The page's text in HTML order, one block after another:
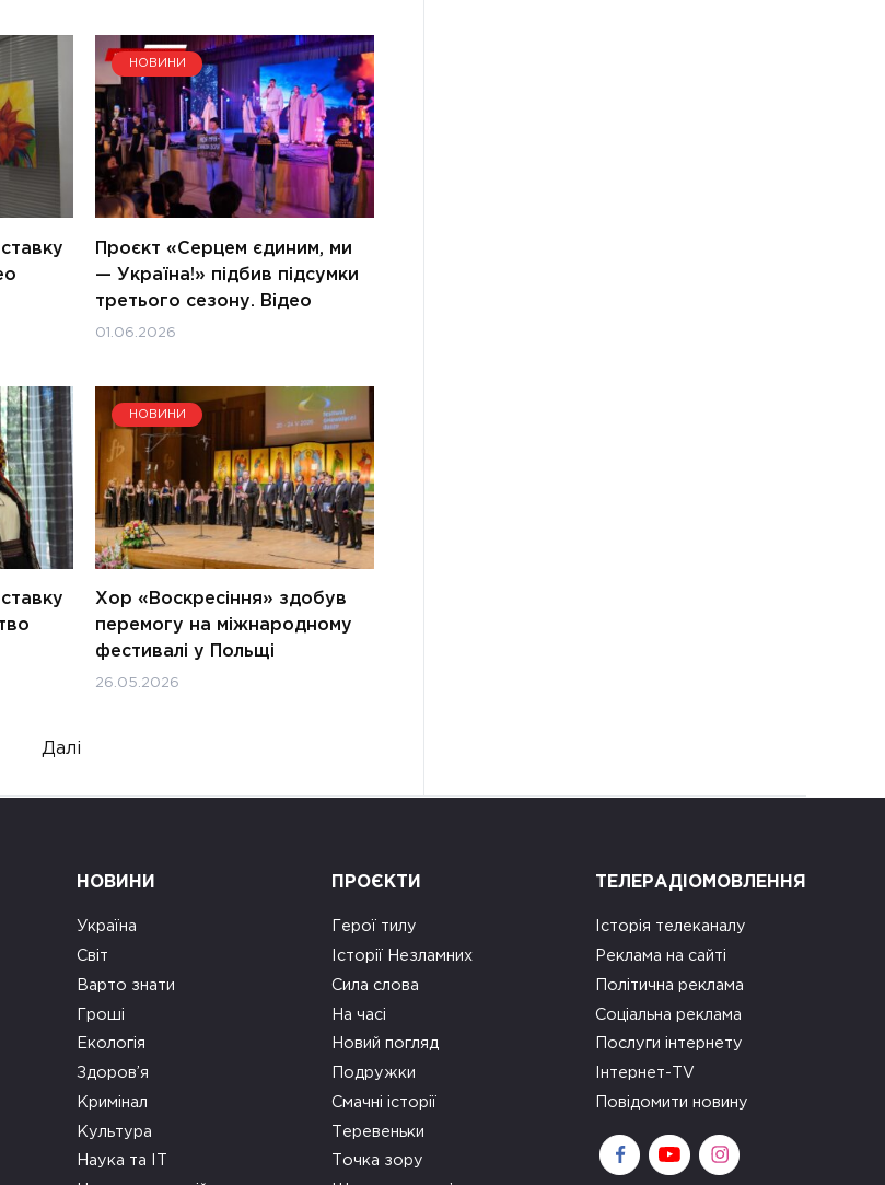
НОВИНИ
Проєкт «Серцем єдиним, ми
— Україна!» підбив підсумки
третього сезону. Відео
01.06.2026
НОВИНИ
Хор «Воскресіння» здобув
перемогу на міжнародному
фестивалі у Польщі
26.05.2026
Далі
НОВИНИ
Україна
Світ
Варто знати
Гроші
Екологія
Здоров’я
Кримінал
Культура
Наука та ІТ
ПРОЄКТИ
Герої тилу
Історії Незламних
Сила слова
На часі
Новий погляд
Подружки
Смачні історії
Теревеньки
Точка зору
ТЕЛЕРАДІОМОВЛЕННЯ
Історія телеканалу
Реклама на сайті
Політична реклама
Соціальна реклама
Послуги інтернету
Інтернет-TV
Повідомити новину